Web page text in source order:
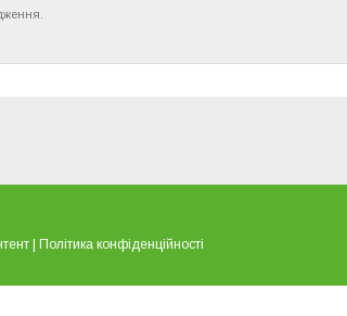
| Політика конфіденційності